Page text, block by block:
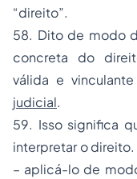
“direito”.
58. Dito de modo
concreta do
válida e
judicial.
59. Isso significa
interpretar o direito.
– aplicá-lo de